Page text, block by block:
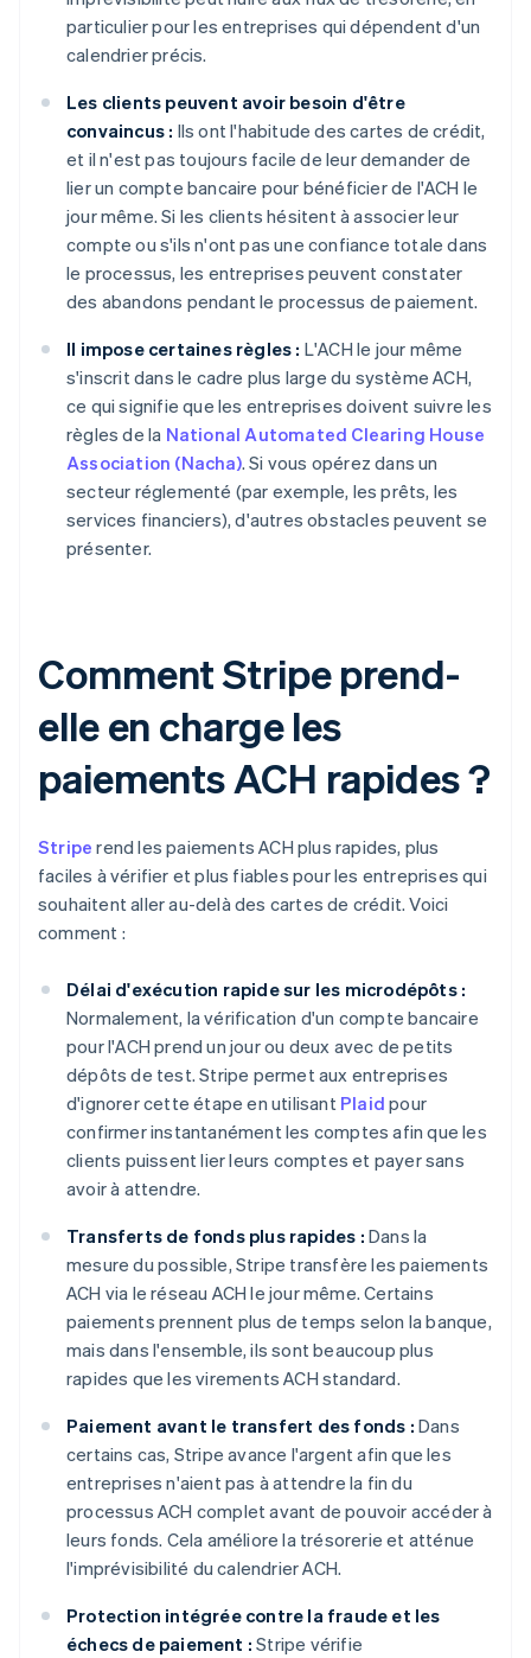
particulier pour les entreprises qui dépendent d'un
calendrier précis.
Les clients peuvent avoir besoin d'être
convaincus : Ils ont l'habitude des cartes de crédit,
et il n'est pas toujours facile de leur demander de
lier un compte bancaire pour bénéficier de l'ACH le
jour même. Si les clients hésitent à associer leur
compte ou s'ils n'ont pas une confiance totale dans
le processus, les entreprises peuvent constater
des abandons pendant le processus de paiement.
Il impose certaines règles : L'ACH le jour même
s'inscrit dans le cadre plus large du système ACH,
ce qui signifie que les entreprises doivent suivre les
règles de la National Automated Clearing House
Association (Nacha). Si vous opérez dans un
secteur réglementé (par exemple, les prêts, les
services financiers), d'autres obstacles peuvent se
présenter.
Comment Stripe prend-
elle en charge les
paiements ACH rapides ?
Stripe rend les paiements ACH plus rapides, plus
faciles à vérifier et plus fiables pour les entreprises qui
souhaitent aller au-delà des cartes de crédit. Voici
comment :
Délai d'exécution rapide sur les microdépôts :
Normalement, la vérification d'un compte bancaire
pour l'ACH prend un jour ou deux avec de petits
dépôts de test. Stripe permet aux entreprises
d'ignorer cette étape en utilisant Plaid pour
confirmer instantanément les comptes afin que les
clients puissent lier leurs comptes et payer sans
avoir à attendre.
Transferts de fonds plus rapides : Dans la
mesure du possible, Stripe transfère les paiements
ACH via le réseau ACH le jour même. Certains
paiements prennent plus de temps selon la banque,
mais dans l'ensemble, ils sont beaucoup plus
rapides que les virements ACH standard.
Paiement avant le transfert des fonds : Dans
certains cas, Stripe avance l'argent afin que les
entreprises n'aient pas à attendre la fin du
processus ACH complet avant de pouvoir accéder à
leurs fonds. Cela améliore la trésorerie et atténue
l'imprévisibilité du calendrier ACH.
Protection intégrée contre la fraude et les
échecs de paiement : Stripe vérifie